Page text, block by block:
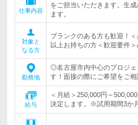
仕事内容
をご担当いただきます。生
ます。
対象と
なる方
ブランクのある方も歓迎！
以上お持ちの方＜歓迎要件
勤務地
◎名古屋市内中心のプロジ
す！面接の際にご希望をご
給与
＜月給＞250,000円～
決定します。※試用期間3か